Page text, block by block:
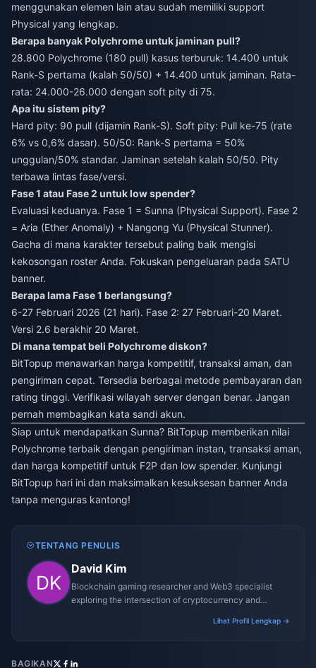
menggunakan elemen lain atau sudah memiliki support
Physical yang lengkap.
Berapa banyak Polychrome untuk jaminan pull?
28.800 Polychrome (180 pull) kasus terburuk: 14.400 untuk
Rank-S pertama (kalah 50/50) + 14.400 untuk jaminan. Rata-
rata: 24.000-26.000 dengan soft pity di 75.
Apa itu sistem pity?
Hard pity: 90 pull (dijamin Rank-S). Soft pity: Pull ke-75 (rate
6% vs 0,6% dasar). 50/50: Rank-S pertama = 50%
unggulan/50% standar. Jaminan setelah kalah 50/50. Pity
terbawa lintas fase/versi.
Fase 1 atau Fase 2 untuk low spender?
Evaluasi keduanya. Fase 1 = Sunna (Physical Support). Fase 2
= Aria (Ether Anomaly) + Nangong Yu (Physical Stunner).
Gacha di mana karakter tersebut paling baik mengisi
kekosongan roster Anda. Fokuskan pengeluaran pada SATU
banner.
Berapa lama Fase 1 berlangsung?
6-27 Februari 2026 (21 hari). Fase 2: 27 Februari-20 Maret.
Versi 2.6 berakhir 20 Maret.
Di mana tempat beli Polychrome diskon?
BitTopup menawarkan harga kompetitif, transaksi aman, dan
pengiriman cepat. Tersedia berbagai metode pembayaran dan
rating tinggi. Verifikasi wilayah server dengan benar. Jangan
pernah membagikan kata sandi akun.
Siap untuk mendapatkan Sunna? BitTopup memberikan nilai
Polychrome terbaik dengan pengiriman instan, transaksi aman,
dan harga kompetitif untuk F2P dan low spender. Kunjungi
BitTopup hari ini dan maksimalkan kesuksesan banner Anda
tanpa menguras kantong!
TENTANG PENULIS
David Kim
Blockchain gaming researcher and Web3 specialist
exploring the intersection of cryptocurrency and
Lihat Profil Lengkap →
BAGIKAN